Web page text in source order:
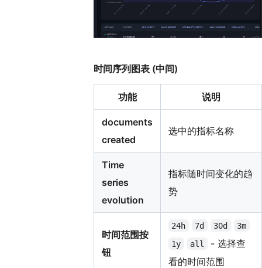
时间序列图表 (中间)
功能 说明
documents
created
选中的指标名称
Time
series
evolution
指标随时间变化的趋
势
时间范围按
钮
24h 7d 30d
3m
1y
all
- 选择查
看的时间范围